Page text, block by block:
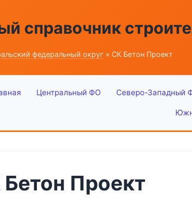
справочник
федеральный округ » СК Бетон Проект
Центральный ФО Северо-Западный
Проект